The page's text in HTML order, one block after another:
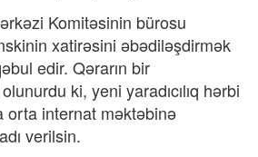
Komitəsinin bürosu
xatirəsini əbədiləşdirmək
edir. Qərarın bir
ki, yeni yaradıcılıq hərbi
orta internat məktəbinə
verilsin.